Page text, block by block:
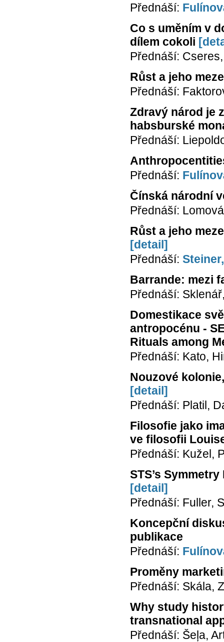
Přednáší:
Co s uměním v
dílem cokoli
Přednáší:
Růst a jeho
Přednáší:
Zdravý národ je
habsburské
Přednáší:
Přednáší:
Čínská národní
Přednáší:
Růst a jeho
[detail]
Přednáší:
Barrande: mezi
Přednáší:
Domestikace
antropocénu -
Rituals among
Přednáší: Kato,
Nouzové
[detail]
Přednáší: Platil,
Filosofie jako
ve filosofii
Přednáší: Kužel,
STS’s
[detail]
Přednáší: Fuller,
Koncepční
publikace
Přednáší:
Proměny
Přednáší: Skála,
Why study
transnational
Přednáší: Šeļa,